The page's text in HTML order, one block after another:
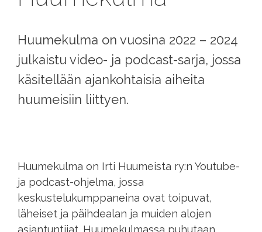
Huumekulma on vuosina 2022 – 2024
julkaistu video- ja podcast-sarja, jossa
käsitellään ajankohtaisia aiheita
huumeisiin liittyen.
Huumekulma on Irti Huumeista ry:n Youtube-
ja podcast-ohjelma, jossa
keskustelukumppaneina ovat toipuvat,
läheiset ja päihde­alan ja muiden alojen
asiantuntijat. Huume­kulmassa puhutaan